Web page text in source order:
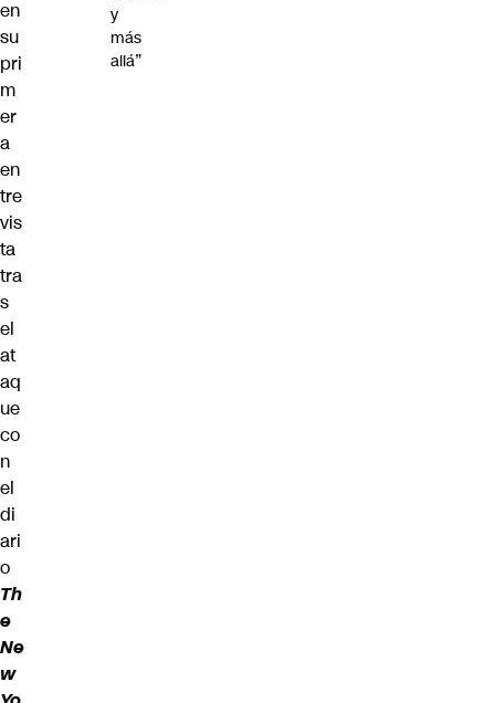
en
su
pri
m
er
a
en
tre
vis
ta
tra
s
el
at
aq
ue
co
n
el
di
ari
o
Th
e
Ne
w
y
más
allá”